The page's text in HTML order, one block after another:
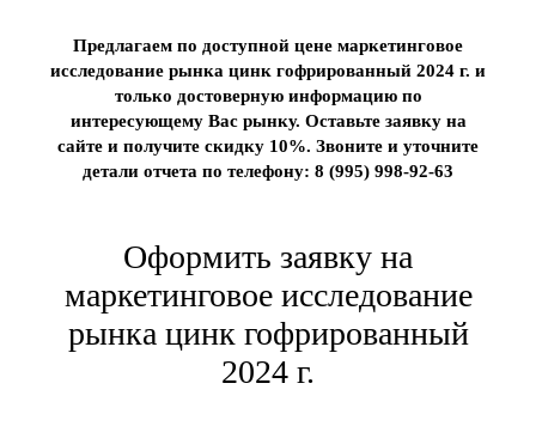
Предлагаем по доступной цене маркетинговое
исследование рынка цинк гофрированный 2024 г. и
только достоверную информацию по
интересующему Вас рынку. Оставьте заявку на
сайте и получите скидку 10%. Звоните и уточните
детали отчета по телефону: 8 (995) 998-92-63
Оформить заявку на
маркетинговое исследование
рынка цинк гофрированный
2024 г.